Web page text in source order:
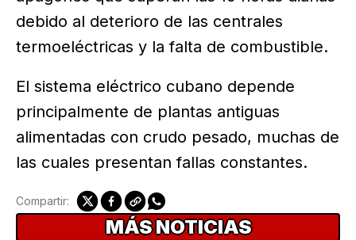
debido al deterioro de las centrales
termoeléctricas y la falta de combustible.
El sistema eléctrico cubano depende
principalmente de plantas antiguas
alimentadas con crudo pesado, muchas de
las cuales presentan fallas constantes.
Compartir:
MÁS NOTICIAS